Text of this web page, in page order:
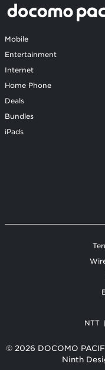
Mobile
Entertainment
Internet
Home Phone
Deals
Bundles
iPads
NTT
© 2026 DOCOMO
Ninth